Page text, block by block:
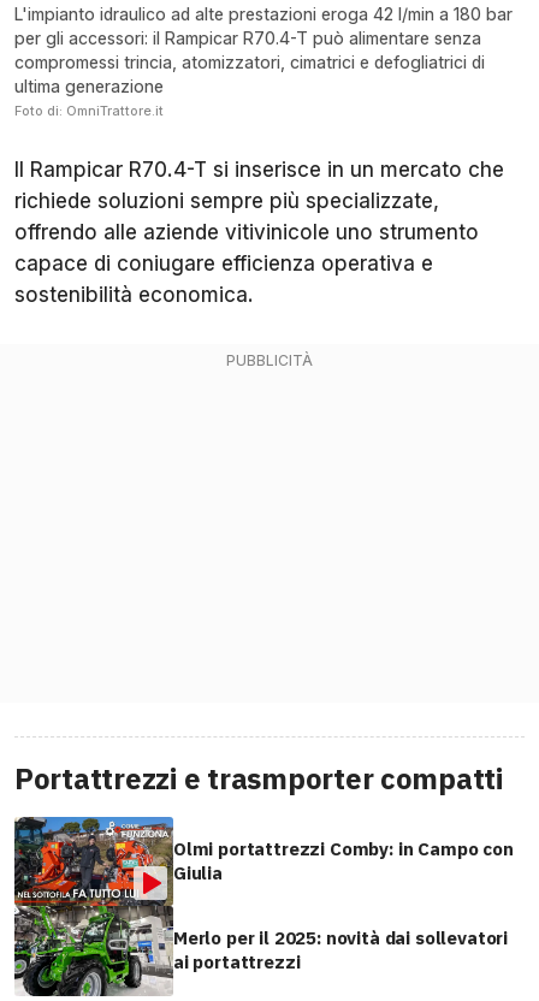
L'impianto idraulico ad alte prestazioni eroga 42 l/min a 180 bar
per gli accessori: il Rampicar R70.4-T può alimentare senza
compromessi trincia, atomizzatori, cimatrici e defogliatrici di
ultima generazione
Foto di: OmniTrattore.it
Il Rampicar R70.4-T si inserisce in un mercato che
richiede soluzioni sempre più specializzate,
offrendo alle aziende vitivinicole uno strumento
capace di coniugare efficienza operativa e
sostenibilità economica.
Portattrezzi e trasmporter compatti
Olmi portattrezzi Comby: in Campo con
Giulia
Merlo per il 2025: novità dai sollevatori
ai portattrezzi